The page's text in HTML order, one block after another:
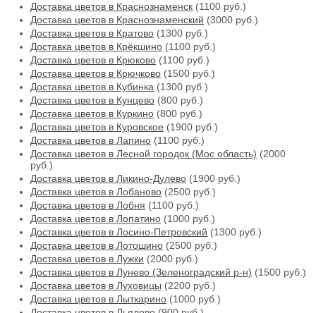
Доставка цветов в Краснознаменск (1100 руб.)
Доставка цветов в Краснознаменский (3000 руб.)
Доставка цветов в Кратово (1300 руб.)
Доставка цветов в Крёкшино (1100 руб.)
Доставка цветов в Крюково (1100 руб.)
Доставка цветов в Крючково (1500 руб.)
Доставка цветов в Кубинка (1300 руб.)
Доставка цветов в Кунцево (800 руб.)
Доставка цветов в Куркино (800 руб.)
Доставка цветов в Куровское (1900 руб.)
Доставка цветов в Лапино (1100 руб.)
Доставка цветов в Лесной городок (Мос область) (2000
руб.)
Доставка цветов в Ликино-Дулево (1900 руб.)
Доставка цветов в Лобаново (2500 руб.)
Доставка цветов в Лобня (1100 руб.)
Доставка цветов в Лопатино (1000 руб.)
Доставка цветов в Лосино-Петровский (1300 руб.)
Доставка цветов в Лотошино (2500 руб.)
Доставка цветов в Лужки (2000 руб.)
Доставка цветов в Лунево (Зеленоградский р-н) (1500 руб.)
Доставка цветов в Луховицы (2200 руб.)
Доставка цветов в Лыткарино (1000 руб.)